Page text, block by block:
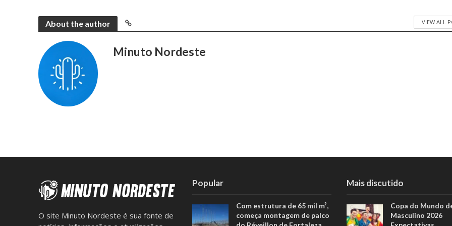
About the author VIEW ALL
Minuto Nordeste
O site Minuto Nordeste é sua fonte de
Popular
Com estrutura de 65 mil m²,
começa montagem de palco
Mais discutido
Copa do Mundo
Masculino 2026